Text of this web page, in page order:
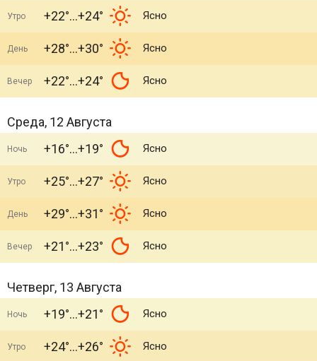
Утро +22° +24° Ясно
День +28° +30° Ясно
Вечер +22° +24° Ясно
Среда, 12 Августа
Ночь +16° +19° Ясно
Утро +25° +27° Ясно
День +29° +31° Ясно
Вечер +21° +23° Ясно
Четверг, 13 Августа
Ночь +19° +21° Ясно
Утро +24° +26° Ясно